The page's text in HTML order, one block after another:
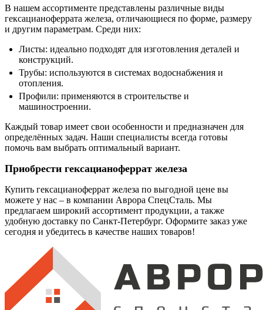
В нашем ассортименте представлены различные виды
гексацианоферрата железа, отличающиеся по форме, размеру
и другим параметрам. Среди них:
Листы: идеально подходят для изготовления деталей и
конструкций.
Трубы: используются в системах водоснабжения и
отопления.
Профили: применяются в строительстве и
машиностроении.
Каждый товар имеет свои особенности и предназначен для
определённых задач. Наши специалисты всегда готовы
помочь вам выбрать оптимальный вариант.
Приобрести гексацианоферрат железа
Купить гексацианоферрат железа по выгодной цене вы
можете у нас – в компании Аврора СпецСталь. Мы
предлагаем широкий ассортимент продукции, а также
удобную доставку по Санкт-Петербург. Оформите заказ уже
сегодня и убедитесь в качестве наших товаров!